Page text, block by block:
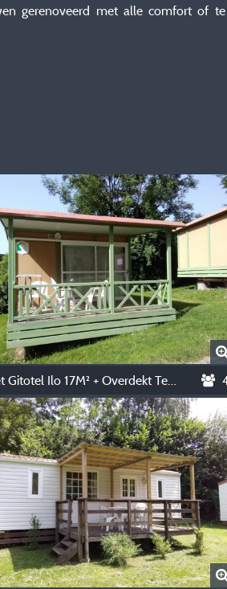
gerenoveerd met alle comfort of
Chalet Gitotel Ilo 17M² + Overdekt Terras 10M²